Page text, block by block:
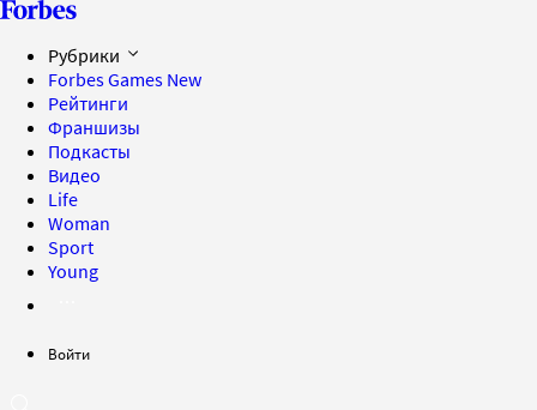
Рубрики
Forbes Games New
Рейтинги
Франшизы
Подкасты
Видео
Life
Woman
Sport
Young
Войти